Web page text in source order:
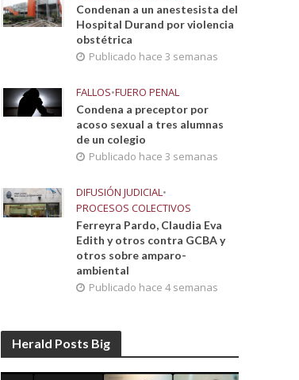
Condenan a un anestesista del
Hospital Durand por violencia
obstétrica
Publicado hace 3 semanas
FALLOS•FUERO PENAL
Condena a preceptor por
acoso sexual a tres alumnas
de un colegio
Publicado hace 3 semanas
DIFUSIÓN JUDICIAL•
PROCESOS COLECTIVOS
Ferreyra Pardo, Claudia Eva
Edith y otros contra GCBA y
otros sobre amparo-
ambiental
Publicado hace 4 semanas
Herald Posts Big